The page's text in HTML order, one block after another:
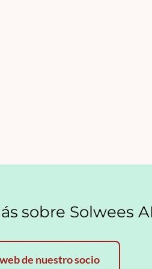
sobre Solwees
de nuestro socio